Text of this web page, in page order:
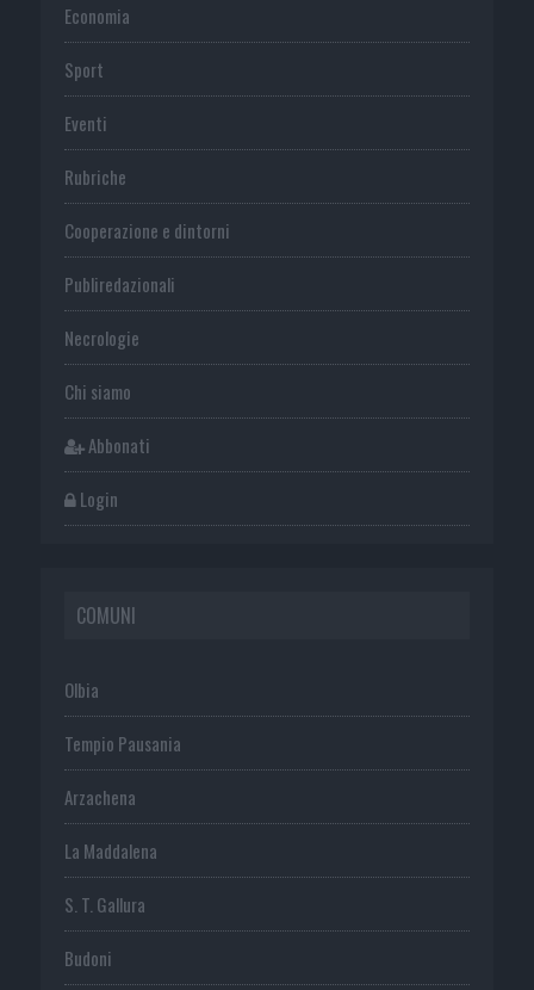
Economia
Sport
Eventi
Rubriche
Cooperazione e dintorni
Publiredazionali
Necrologie
Chi siamo
Abbonati
Login
COMUNI
Olbia
Tempio Pausania
Arzachena
La Maddalena
S. T. Gallura
Budoni